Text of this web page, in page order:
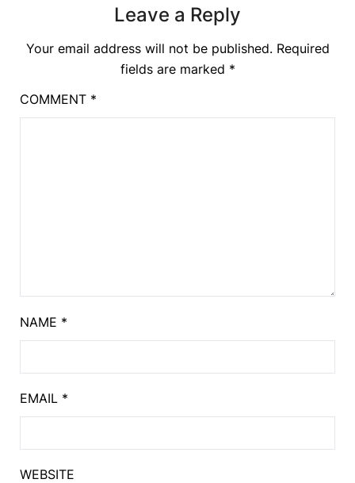
Leave a Reply
Your email address will not be published. Required
fields are marked *
COMMENT *
NAME *
EMAIL *
WEBSITE